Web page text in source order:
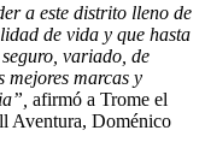
a este distrito lleno de
de vida y que hasta
variado, de
mejores marcas y
afirmó a Trome el
Aventura, Doménico